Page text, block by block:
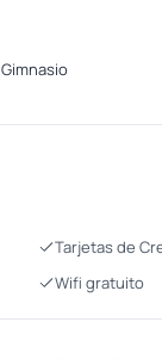
Gimnasio
Tarjetas de
Wifi gratuito